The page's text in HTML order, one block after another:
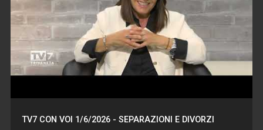
TV7 CON VOI 1/6/2026 - SEPARAZIONI E DIVORZI